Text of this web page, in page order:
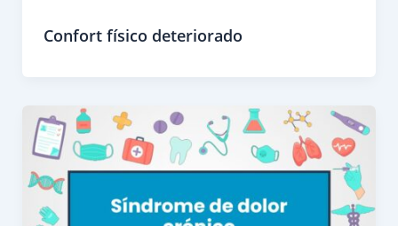
Confort físico deteriorado